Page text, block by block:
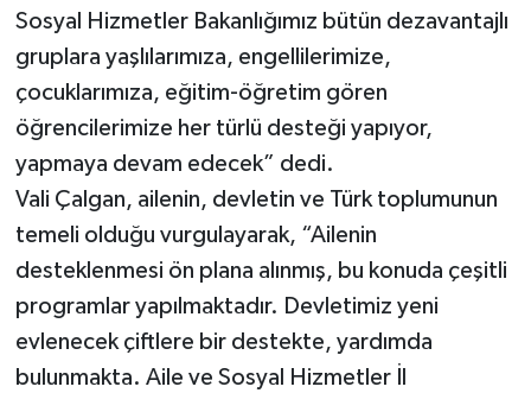
Sosyal Hizmetler Bakanlığımız bütün dezavantajlı
gruplara yaşlılarımıza, engellilerimize,
çocuklarımıza, eğitim-öğretim gören
öğrencilerimize her türlü desteği yapıyor,
yapmaya devam edecek” dedi.
Vali Çalgan, ailenin, devletin ve Türk toplumunun
temeli olduğu vurgulayarak, “Ailenin
desteklenmesi ön plana alınmış, bu konuda çeşitli
programlar yapılmaktadır. Devletimiz yeni
evlenecek çiftlere bir destekte, yardımda
bulunmakta. Aile ve Sosyal Hizmetler İl